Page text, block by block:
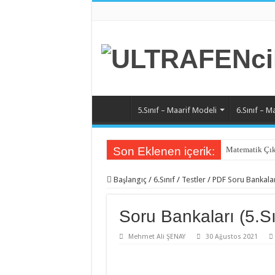
5.Sınıf – Maarif Modeli 6.Sınıf –
Son Eklenen içerik: Matematik
Matematik
Matematik
Başlangıç / 6.Sınıf / Testler / PDF Soru
Soru Bankaları
Mehmet Ali ŞENAY 30 Ağustos 2021